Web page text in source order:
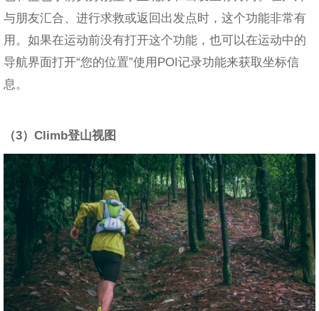
与朋友汇合、进行求救或返回出发点时，这个功能非常有
用。如果在运动前没有打开这个功能，也可以在运动中的
导航界面打开“您的位置”使用POI记录功能来获取坐标信
息。
（3）Climb登山视图